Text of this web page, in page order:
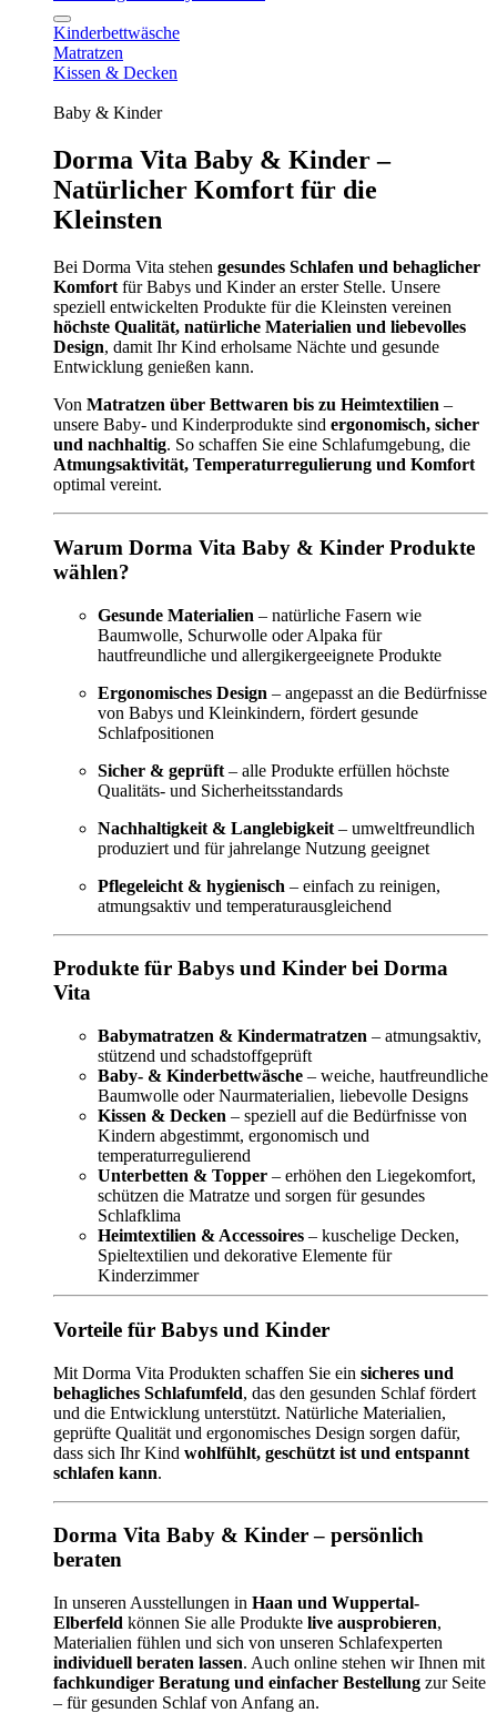
Kinderbettwäsche
Matratzen
Kissen & Decken
Baby & Kinder
Dorma Vita Baby & Kinder –
Natürlicher Komfort für die
Kleinsten
Bei Dorma Vita stehen gesundes Schlafen und behaglicher
Komfort für Babys und Kinder an erster Stelle. Unsere
speziell entwickelten Produkte für die Kleinsten vereinen
höchste Qualität, natürliche Materialien und liebevolles
Design, damit Ihr Kind erholsame Nächte und gesunde
Entwicklung genießen kann.
Von Matratzen über Bettwaren bis zu Heimtextilien –
unsere Baby- und Kinderprodukte sind ergonomisch, sicher
und nachhaltig. So schaffen Sie eine Schlafumgebung, die
Atmungsaktivität, Temperaturregulierung und Komfort
optimal vereint.
Warum Dorma Vita Baby & Kinder Produkte
wählen?
Gesunde Materialien – natürliche Fasern wie
Baumwolle, Schurwolle oder Alpaka für
hautfreundliche und allergikergeeignete Produkte
Ergonomisches Design – angepasst an die Bedürfnisse
von Babys und Kleinkindern, fördert gesunde
Schlafpositionen
Sicher & geprüft – alle Produkte erfüllen höchste
Qualitäts- und Sicherheitsstandards
Nachhaltigkeit & Langlebigkeit – umweltfreundlich
produziert und für jahrelange Nutzung geeignet
Pflegeleicht & hygienisch – einfach zu reinigen,
atmungsaktiv und temperaturausgleichend
Produkte für Babys und Kinder bei Dorma
Vita
Babymatratzen & Kindermatratzen – atmungsaktiv,
stützend und schadstoffgeprüft
Baby- & Kinderbettwäsche – weiche, hautfreundliche
Baumwolle oder Naurmaterialien, liebevolle Designs
Kissen & Decken – speziell auf die Bedürfnisse von
Kindern abgestimmt, ergonomisch und
temperaturregulierend
Unterbetten & Topper – erhöhen den Liegekomfort,
schützen die Matratze und sorgen für gesundes
Schlafklima
Heimtextilien & Accessoires – kuschelige Decken,
Spieltextilien und dekorative Elemente für
Kinderzimmer
Vorteile für Babys und Kinder
Mit Dorma Vita Produkten schaffen Sie ein sicheres und
behagliches Schlafumfeld, das den gesunden Schlaf fördert
und die Entwicklung unterstützt. Natürliche Materialien,
geprüfte Qualität und ergonomisches Design sorgen dafür,
dass sich Ihr Kind wohlfühlt, geschützt ist und entspannt
schlafen kann.
Dorma Vita Baby & Kinder – persönlich
beraten
In unseren Ausstellungen in Haan und Wuppertal-
Elberfeld können Sie alle Produkte live ausprobieren,
Materialien fühlen und sich von unseren Schlafexperten
individuell beraten lassen. Auch online stehen wir Ihnen mit
fachkundiger Beratung und einfacher Bestellung zur Seite
– für gesunden Schlaf von Anfang an.